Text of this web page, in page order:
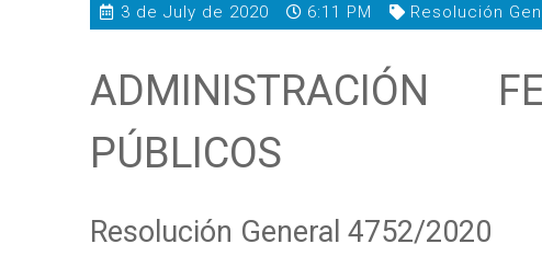
3 de July de 2020 6:11 PM Resolución
ADMINISTRACIÓN
PÚBLICOS
Resolución General 4752/2020